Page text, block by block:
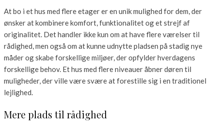
At bo i et hus med flere etager er en unik mulighed for dem, der
ønsker at kombinere komfort, funktionalitet og et strejf af
originalitet. Det handler ikke kun om at have flere værelser til
rådighed, men også om at kunne udnytte pladsen på stadig nye
måder og skabe forskellige miljøer, der opfylder hverdagens
forskellige behov. Et hus med flere niveauer åbner døren til
muligheder, der ville være svære at forestille sig i en traditionel
lejlighed.
Mere plads til rådighed